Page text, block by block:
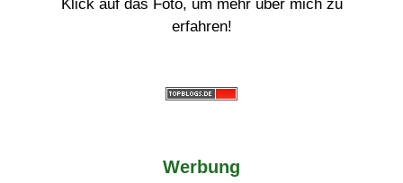
Klick auf das Foto, um mehr über mich zu
erfahren!
Werbung